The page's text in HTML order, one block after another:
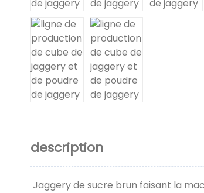
description
Jaggery de sucre brun faisant la